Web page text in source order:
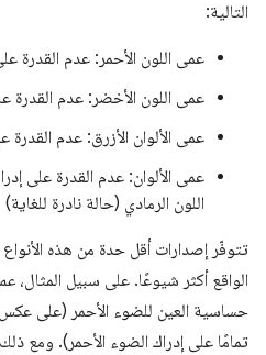
التالية:
عمى اللون الأحمر: عدم القدرة
عمى اللون الأخضر: عدم القدرة
عمى الألوان الأزرق: عدم
عمى الألوان: عدم القدرة على
اللون الرمادي (حالة نادرة للغاية)
تتوفّر إصدارات أقل حدة من هذه
الواقع أكثر شيوعًا. على سبيل المثال،
حساسية العين للضوء الأحمر (على عكس
تمامًا على إدراك الضوء الأحمر). ومع